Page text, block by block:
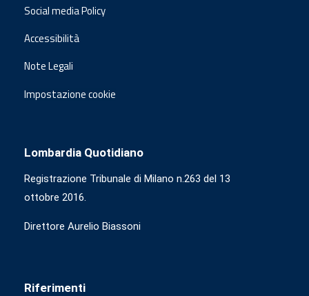
Social media Policy
Accessibilità
Note Legali
Impostazione cookie
Lombardia Quotidiano
Registrazione Tribunale di Milano n.263 del 13
ottobre 2016.
Direttore Aurelio Biassoni
Riferimenti